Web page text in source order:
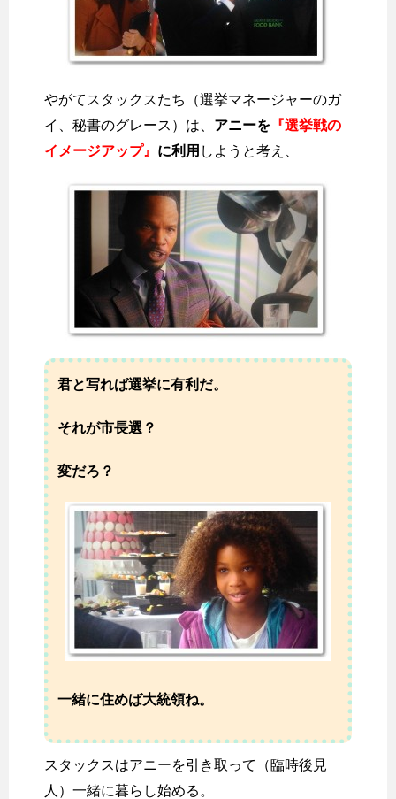
やがてスタックスたち（選挙マネージャーのガ
イ、秘書のグレース）は、 アニーを 『選挙戦の
イメージアップ』 に利用 しようと考え、
君と写れば選挙に有利だ。
それが市長選？
変だろ？
一緒に住めば大統領ね。
スタックスはアニーを引き取って（臨時後見
人）一緒に暮らし始める。